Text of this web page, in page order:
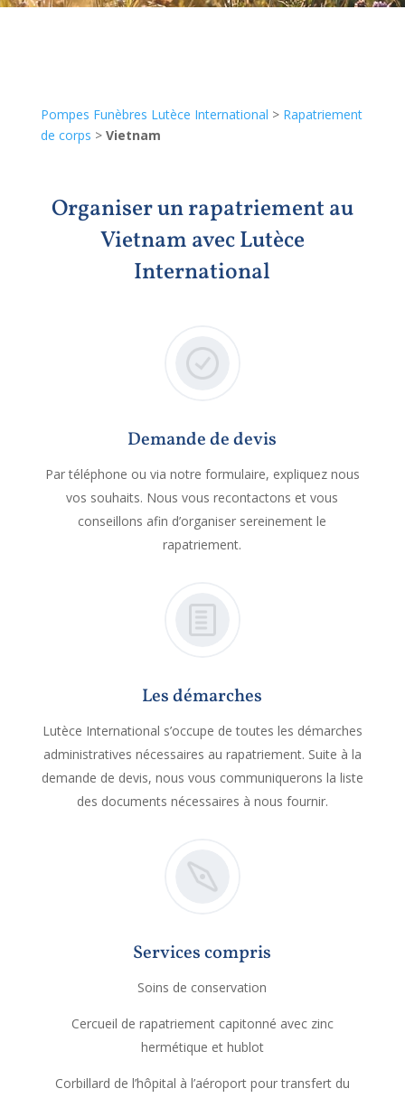
Pompes Funèbres Lutèce International > Rapatriement
de corps > Vietnam
Organiser un rapatriement au
Vietnam avec Lutèce
International
Demande de devis
Par téléphone ou via notre formulaire, expliquez nous
vos souhaits. Nous vous recontactons et vous
conseillons afin d’organiser sereinement le
rapatriement.
Les démarches
Lutèce International s’occupe de toutes les démarches
administratives nécessaires au rapatriement. Suite à la
demande de devis, nous vous communiquerons la liste
des documents nécessaires à nous fournir.
Services compris
Soins de conservation
Cercueil de rapatriement capitonné avec zinc
hermétique et hublot
Corbillard de l’hôpital à l’aéroport pour transfert du